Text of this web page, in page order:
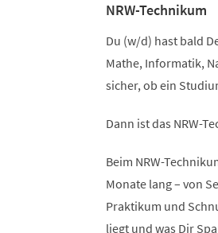
NRW-Technikum
Du (w/d) hast bald
Mathe, Informatik,
sicher, ob ein
Dann ist das NRW-
Beim NRW-
Monate lang – von
Praktikum und
liegt und was Dir